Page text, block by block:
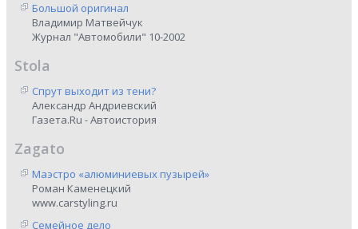
Большой оригинал
Владимир Матвейчук
Журнал "Автомобили" 10-2002
Stola
Спрут выходит из тени?
Александр Андриевский
Газета.Ru - Автоистория
Zagato
Маэстро «алюминиевых пузырей»
Роман Каменецкий
www.carstyling.ru
Семейное дело